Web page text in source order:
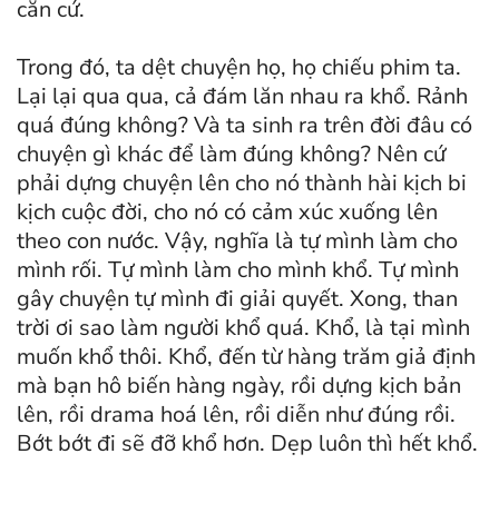
căn cứ.
Trong đó, ta dệt chuyện họ, họ chiếu phim ta.
Lại lại qua qua, cả đám lăn nhau ra khổ. Rảnh
quá đúng không? Và ta sinh ra trên đời đâu có
chuyện gì khác để làm đúng không? Nên cứ
phải dựng chuyện lên cho nó thành hài kịch bi
kịch cuộc đời, cho nó có cảm xúc xuống lên
theo con nước. Vậy, nghĩa là tự mình làm cho
mình rối. Tự mình làm cho mình khổ. Tự mình
gây chuyện tự mình đi giải quyết. Xong, than
trời ơi sao làm người khổ quá. Khổ, là tại mình
muốn khổ thôi. Khổ, đến từ hàng trăm giả định
mà bạn hô biến hàng ngày, rồi dựng kịch bản
lên, rồi drama hoá lên, rồi diễn như đúng rồi.
Bớt bớt đi sẽ đỡ khổ hơn. Dẹp luôn thì hết khổ.